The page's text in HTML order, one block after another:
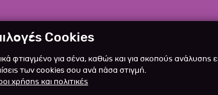
Cookies
φτιαγμένο για σένα, καθώς και για σκοπούς ανάλυσης
των cookies σου ανά πάσα στιγμή.
χρήσης και πολιτικές